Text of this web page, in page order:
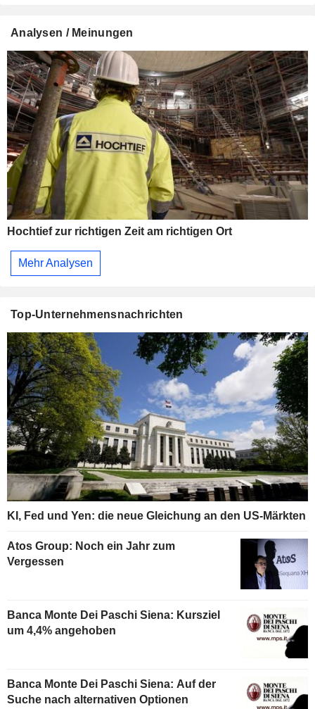
Analysen / Meinungen
Hochtief zur richtigen Zeit am richtigen Ort
Mehr Analysen
Top-Unternehmensnachrichten
KI, Fed und Yen: die neue Gleichung an den US-Märkten
Atos Group: Noch ein Jahr zum
Vergessen
Banca Monte Dei Paschi Siena: Kursziel
um 4,4% angehoben
Banca Monte Dei Paschi Siena: Auf der
Suche nach alternativen Optionen